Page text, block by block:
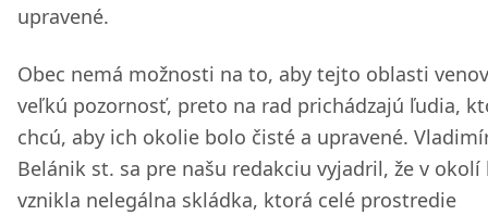
upravené.
Obec nemá možnosti na to, aby tejto oblasti
veľkú pozornosť, preto na rad prichádzajú ľudia,
chcú, aby ich okolie bolo čisté a upravené.
Belánik st. sa pre našu redakciu vyjadril, že v okolí
vznikla nelegálna skládka, ktorá celé prostredie